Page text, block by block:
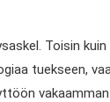
Toisin
tuekseen,